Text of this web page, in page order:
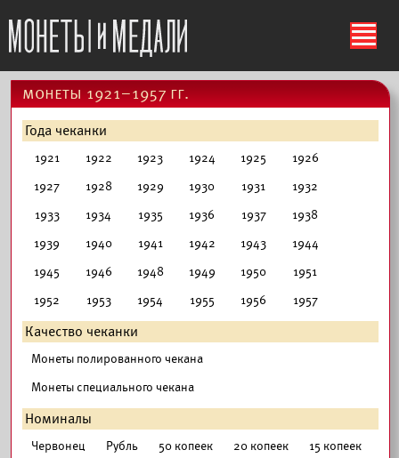
ś
монеты 1921–1957 гг.
Года чеканки
1921 1922 1923 1924 1925
1926
1927
1928 1929 1930 1931
1932
1933
1934 1935 1936 1937
1938
1939
1940 1941 1942 1943
1944
1945
1946 1948 1949 1950
1951
1952
1953 1954 1955 1956 1957
Качество чеканки
Монеты полированного чекана
Монеты специального чекана
Номиналы
Червонец Рубль 50 копеек 20 копеек
15 копеек